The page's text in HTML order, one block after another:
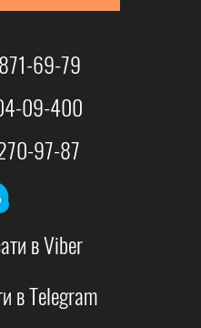
69-79
09-400
97-87
в Viber
в Telegram